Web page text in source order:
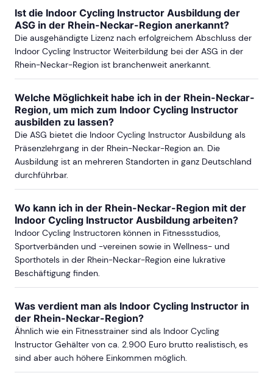
KOBLENZ
ab Sa, 03. April 2027
Ist die Indoor Cycling Instructor Ausbildung der
ASG in der Rhein-Neckar-Region anerkannt?
Die ausgehändigte Lizenz nach erfolgreichem Abschluss der
Indoor Cycling Instructor Weiterbildung bei der ASG in der
Rhein-Neckar-Region ist branchenweit anerkannt.
Welche Möglichkeit habe ich in der Rhein-Neckar-
Region, um mich zum Indoor Cycling Instructor
ausbilden zu lassen?
Die ASG bietet die Indoor Cycling Instructor Ausbildung als
Präsenzlehrgang in der Rhein-Neckar-Region an. Die
Ausbildung ist an mehreren Standorten in ganz Deutschland
durchführbar.
Wo kann ich in der Rhein-Neckar-Region mit der
Indoor Cycling Instructor Ausbildung arbeiten?
Indoor Cycling Instructoren können in Fitnessstudios,
Sportverbänden und -vereinen sowie in Wellness- und
Sporthotels in der Rhein-Neckar-Region eine lukrative
Beschäftigung finden.
Was verdient man als Indoor Cycling Instructor in
der Rhein-Neckar-Region?
Ähnlich wie ein Fitnesstrainer sind als Indoor Cycling
Instructor Gehälter von ca. 2.900 Euro brutto realistisch, es
sind aber auch höhere Einkommen möglich.